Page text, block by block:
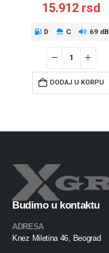
15.912 rsd
D C 69 dB
DODAJ U KORPU
Budimo u kontaktu
ADRESA
Knez Miletina 46, Beograd